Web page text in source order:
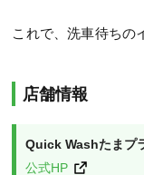
これで、洗車待ちの
店舗情報
Quick Washたまプ
公式HP